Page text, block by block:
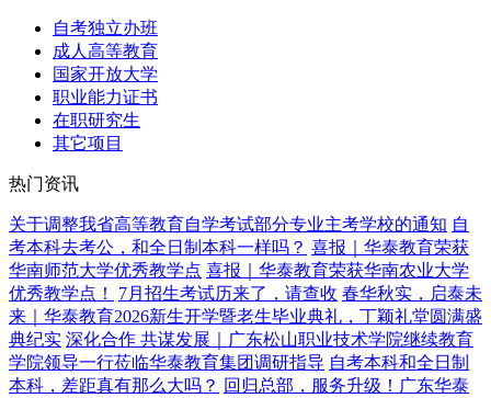
自考独立办班
成人高等教育
国家开放大学
职业能力证书
在职研究生
其它项目
热门资讯
关于调整我省高等教育自学考试部分专业主考学校的通知 自
考本科去考公，和全日制本科一样吗？ 喜报｜华泰教育荣获
华南师范大学优秀教学点 喜报｜华泰教育荣获华南农业大学
优秀教学点！
7月招生考试历来了，请查收 春华秋实，启泰未
来｜华泰教育2026新生开学暨老生毕业典礼，丁颖礼堂圆满盛
典纪实 深化合作 共谋发展｜广东松山职业技术学院继续教育
学院领导一行莅临华泰教育集团调研指导 自考本科和全日制
本科，差距真有那么大吗？ 回归总部，服务升级！广东华泰